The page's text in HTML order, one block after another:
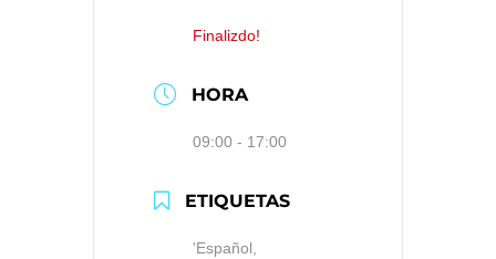
Finalizdo!
HORA
09:00 - 17:00
ETIQUETAS
'Español,